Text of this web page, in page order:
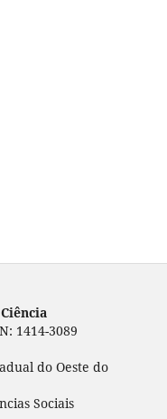
1414-3089
do Oeste do
Sociais